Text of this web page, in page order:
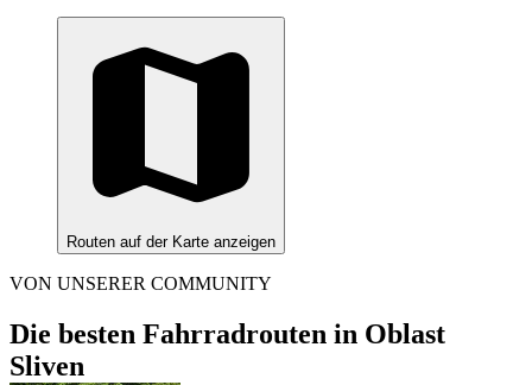
Routen auf der Karte anzeigen
VON UNSERER COMMUNITY
Die besten Fahrradrouten in Oblast
Sliven